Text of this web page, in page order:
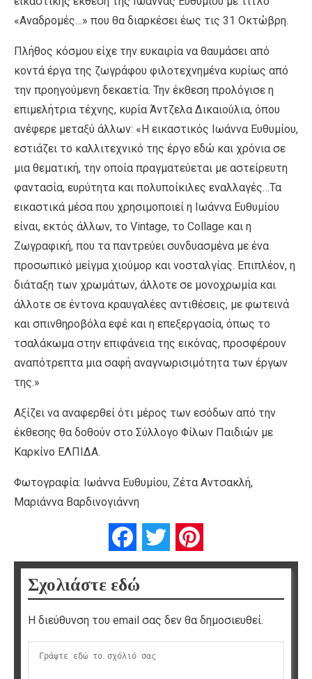
«Αναδρομές…» που θα διαρκέσει έως τις 31 Οκτώβρη.
Πλήθος κόσμου είχε την ευκαιρία να θαυμάσει από
κοντά έργα της ζωγράφου φιλοτεχνημένα κυρίως από
την προηγούμενη δεκαετία. Την έκθεση προλόγισε η
επιμελήτρια τέχνης, κυρία Άντζελα Δικαιούλια, όπου
ανέφερε μεταξύ άλλων: «Η εικαστικός Ιωάννα Ευθυμίου,
εστιάζει το καλλιτεχνικό της έργο εδώ και χρόνια σε
μια θεματική, την οποία πραγματεύεται με αστείρευτη
φαντασία, ευρύτητα και πολυποίκιλες εναλλαγές…Τα
εικαστικά μέσα που χρησιμοποιεί η Ιωάννα Ευθυμίου
είναι, εκτός άλλων, το Vintage, το Collage και η
Ζωγραφική, που τα παντρεύει συνδυασμένα με ένα
προσωπικό μείγμα χιούμορ και νοσταλγίας. Επιπλέον, η
διάταξη των χρωμάτων, άλλοτε σε μονοχρωμία και
άλλοτε σε έντονα κραυγαλέες αντιθέσεις, με φωτεινά
και σπινθηροβόλα εφέ και η επεξεργασία, όπως το
τσαλάκωμα στην επιφάνεια της εικόνας, προσφέρουν
αναπότρεπτα μια σαφή αναγνωρισιμότητα των έργων
της.»
Αξίζει να αναφερθεί ότι μέρος των εσόδων από την
έκθεσης θα δοθούν στο Σύλλογο Φίλων Παιδιών με
Καρκίνο ΕΛΠΙΔΑ.
Φωτογραφία: Ιωάννα Ευθυμίου, Ζέτα Αντσακλή,
Μαριάννα Βαρδινογιάννη
FacebookTwitter
Σχολιάστε εδώ
Η διεύθυνση του email σας δεν θα δημοσιευθεί.